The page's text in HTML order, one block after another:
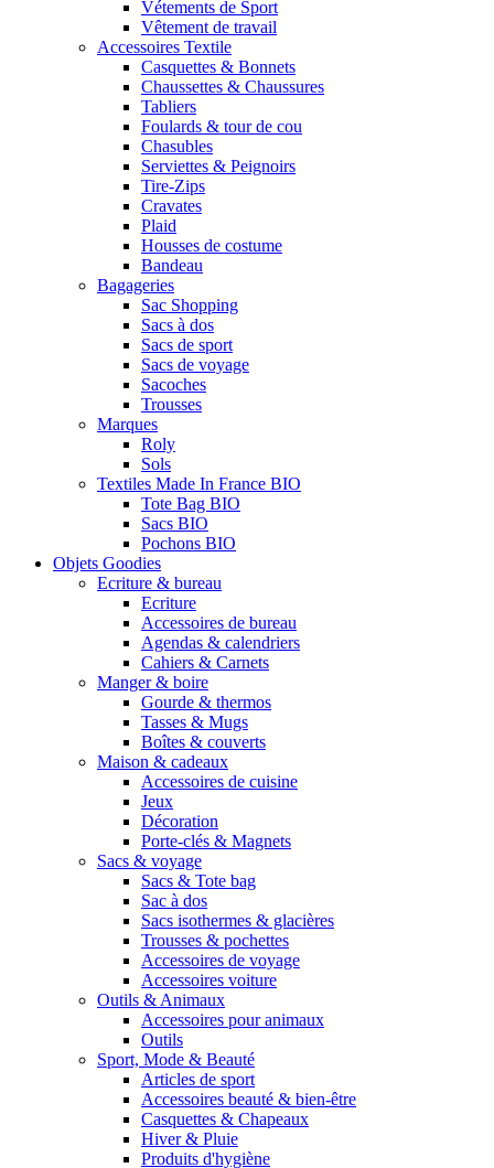
Vétements de Sport
Vêtement de travail
Accessoires Textile
Casquettes & Bonnets
Chaussettes & Chaussures
Tabliers
Foulards & tour de cou
Chasubles
Serviettes & Peignoirs
Tire-Zips
Cravates
Plaid
Housses de costume
Bandeau
Bagageries
Sac Shopping
Sacs à dos
Sacs de sport
Sacs de voyage
Sacoches
Trousses
Marques
Roly
Sols
Textiles Made In France BIO
Tote Bag BIO
Sacs BIO
Pochons BIO
Objets Goodies
Ecriture & bureau
Ecriture
Accessoires de bureau
Agendas & calendriers
Cahiers & Carnets
Manger & boire
Gourde & thermos
Tasses & Mugs
Boîtes & couverts
Maison & cadeaux
Accessoires de cuisine
Jeux
Décoration
Porte-clés & Magnets
Sacs & voyage
Sacs & Tote bag
Sac à dos
Sacs isothermes & glacières
Trousses & pochettes
Accessoires de voyage
Accessoires voiture
Outils & Animaux
Accessoires pour animaux
Outils
Sport, Mode & Beauté
Articles de sport
Accessoires beauté & bien-être
Casquettes & Chapeaux
Hiver & Pluie
Produits d'hygiène